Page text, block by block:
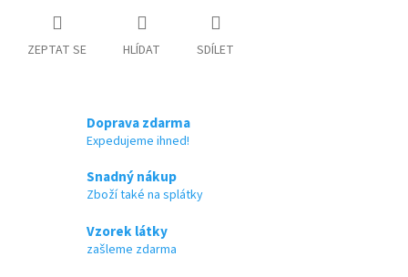
ZEPTAT SE HLÍDAT SDÍLET
Doprava zdarma
Expedujeme ihned!
Snadný nákup
Zboží také na splátky
Vzorek látky
zašleme zdarma